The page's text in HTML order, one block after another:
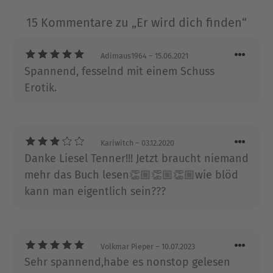
New-York-Times-Bestsellerautorin. eBooks von
beTHRILLED - mörderisch gute Unterhaltung.
Über Alexandra Ivy
Unter dem Pseudonym Alexandra Ivy
Guardians-of-Eternity-Reihe umfasst bereits elf
Bände und steht regelmäßig auf derSPIEGEL-
Bestsellerliste. Alexandra Ivy lebt mit ihrer Familie
in Missouri.
15 Kommentare zu „Er wird dich finden“
Adimaus1964 – 15.06.2021
Spannend, fesselnd mit einem Schuss
Erotik.
Kariwitch – 03.12.2020
Danke Liesel Tenner!!! Jetzt braucht niemand
mehr das Buch lesen👏🏼👏🏼👏🏼wie blöd
kann man eigentlich sein???
Volkmar Pieper – 10.07.2023
Sehr spannend,habe es nonstop gelesen